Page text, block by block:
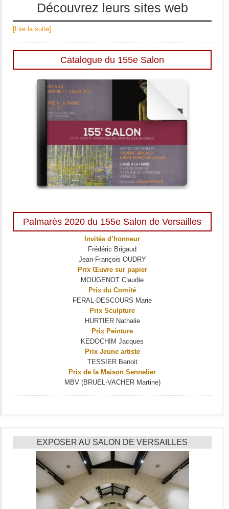
Découvrez leurs sites web
[Lire la suite]
Catalogue du 155e Salon
Palmarès 2020 du 155e Salon de Versailles
Invités d’honneur
Frédéric Brigaud
Jean-François OUDRY
Prix Œuvre sur papier
MOUGENOT Claudie
Prix du Comité
FERAL-DESCOURS Marie
Prix Sculpture
HURTIER Nathalie
Prix Peinture
KEDOCHIM Jacques
Prix Jeune artiste
TESSIER Benoit
Prix de la Maison Sennelier
MBV (BRUEL-VACHER Martine)
EXPOSER AU SALON DE VERSAILLES